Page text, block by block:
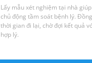
Lấy mẫu xét nghiệm tại nhà
chủ động tầm soát bệnh lý.
thời gian đi lại, chờ đợi kết quả với mức chi phí
hợp lý.